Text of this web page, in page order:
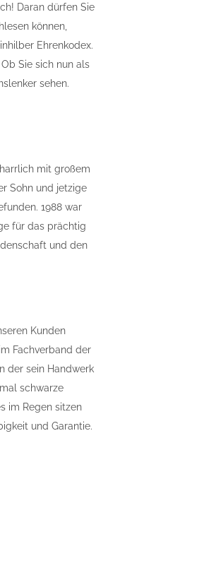
Daran dürfen Sie
können,
Ehrenkodex.
Sie sich nun als
sehen.
mit großem
Sohn und jetzige
1988 war
für das prächtig
und den
Kunden
Fachverband der
der sein Handwerk
schwarze
im Regen sitzen
und Garantie.